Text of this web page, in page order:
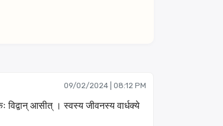
09/02/2024 | 08:12 PM
विद्वान् आसीत् । स्वस्य जीवनस्य वार्धक्ये